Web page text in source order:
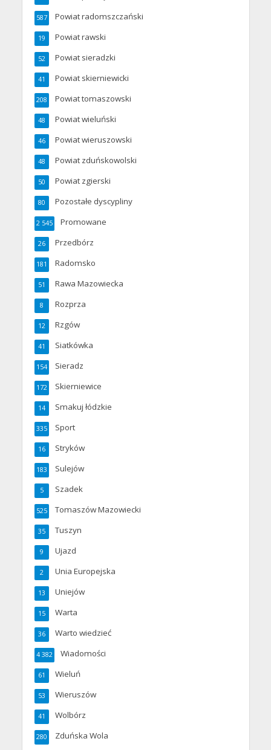
Powiat radomszczański
587
Powiat rawski
19
Powiat sieradzki
52
Powiat skierniewicki
41
Powiat tomaszowski
208
Powiat wieluński
48
Powiat wieruszowski
46
Powiat zduńskowolski
48
Powiat zgierski
50
Pozostałe dyscypliny
80
Promowane
2 545
Przedbórz
26
Radomsko
181
Rawa Mazowiecka
51
Rozprza
8
Rzgów
12
Siatkówka
41
Sieradz
154
Skierniewice
172
Smakuj łódzkie
14
Sport
335
Stryków
16
Sulejów
183
Szadek
5
Tomaszów Mazowiecki
525
Tuszyn
35
Ujazd
9
Unia Europejska
2
Uniejów
13
Warta
15
Warto wiedzieć
36
Wiadomości
4 382
Wieluń
61
Wieruszów
53
Wolbórz
41
Zduńska Wola
280